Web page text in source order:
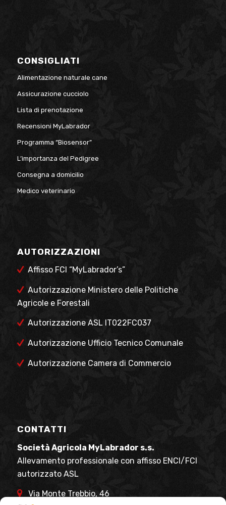
CONSIGLIATI
Alimentazione naturale cane
Assicurazione cucciolo
Lista di prenotazione
Recensioni MyLabrador
Programma “Biosensor”
L’importanza del Pedigree
Consegna a domicilio
Medico veterinario
AUTORIZZAZIONI
Affisso FCI “MyLabrador’s”
Autorizzazione Ministero delle Politiche
Agricole e Forestali
Autorizzazione ASL IT022FC037
Autorizzazione Ufficio Tecnico Comunale
Autorizzazione Camera di Commercio
CONTATTI
Società Agricola MyLabrador s.s.
Allevamento professionale con affisso ENCI/FCI
autorizzato ASL
Via Monte Trebbio, 46